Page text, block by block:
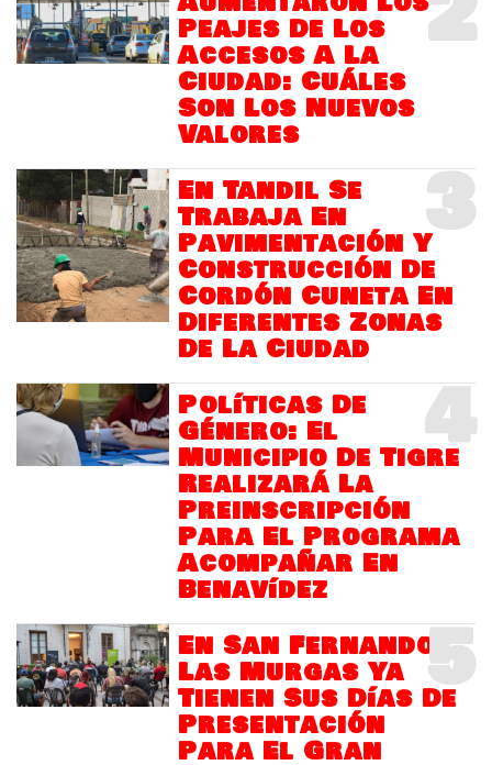
Peajes De Los
Accesos A La
Ciudad: Cuáles
Son Los Nuevos
Valores
3
En Tandil Se
Trabaja En
Pavimentación Y
Construcción De
Cordón Cuneta En
Diferentes Zonas
De La Ciudad
4
Políticas De
Género: El
Municipio De Tigre
Realizará La
Preinscripción
Para El Programa
Acompañar En
Benavídez
5
En San Fernando
Las Murgas Ya
Tienen Sus Días De
Presentación
Para El Gran